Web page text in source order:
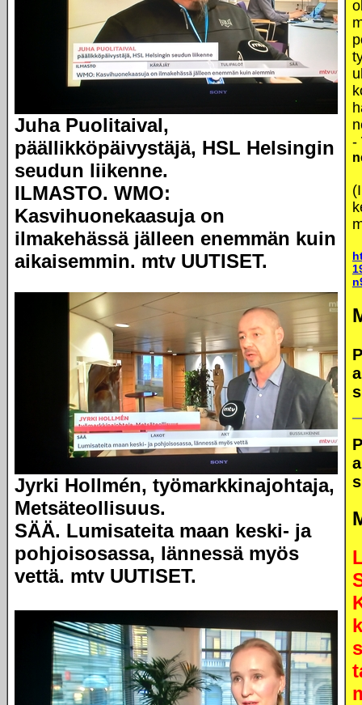
Juha Puolitaival,
päällikköpäivystäjä, HSL Helsingin
seudun liikenne.
ILMASTO. WMO:
Kasvihuonekaasuja on
ilmakehässä jälleen enemmän kuin
aikaisemmin. mtv UUTISET.
Jyrki Hollmén, työmarkkinajohtaja,
Metsäteollisuus.
SÄÄ. Lumisateita maan keski- ja
pohjoisosassa, lännessä myös
vettä. mtv UUTISET.
-